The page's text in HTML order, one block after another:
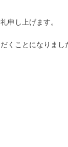
申し上げます。
くことになりまし